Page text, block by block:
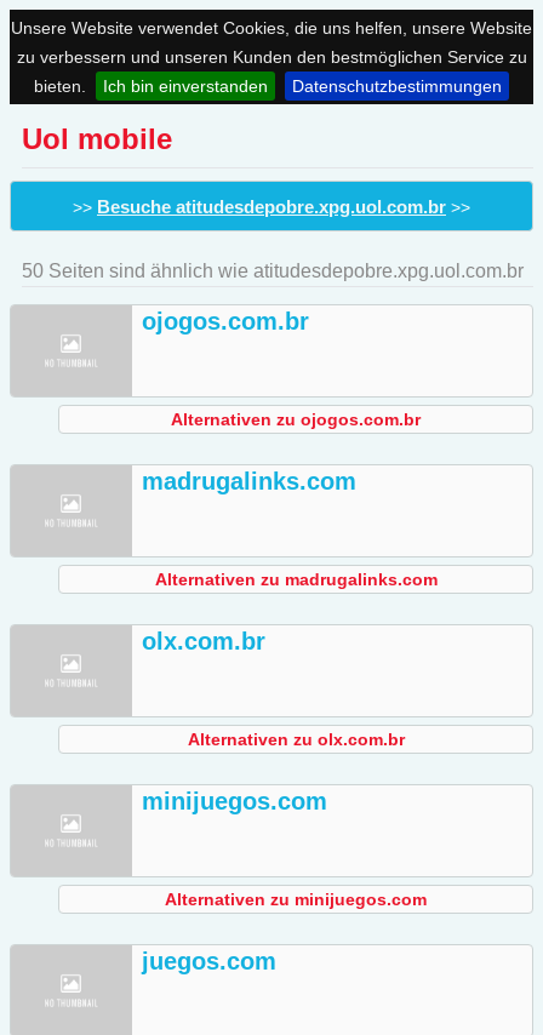
Unsere Website verwendet Cookies, die uns helfen, unsere Website
zu verbessern und unseren Kunden den bestmöglichen Service zu
bieten.
Ich bin einverstanden Datenschutzbestimmungen
Uol mobile
>> Besuche atitudesdepobre.xpg.uol.com.br >>
50 Seiten sind ähnlich wie atitudesdepobre.xpg.uol.com.br
ojogos.com.br
Alternativen zu ojogos.com.br
madrugalinks.com
Alternativen zu madrugalinks.com
olx.com.br
Alternativen zu olx.com.br
minijuegos.com
Alternativen zu minijuegos.com
juegos.com